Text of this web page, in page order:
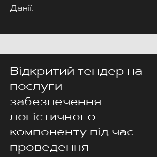
Данії.
Відкритий тендер на
послуги
забезпечення
логістичного
компоненту під час
проведення